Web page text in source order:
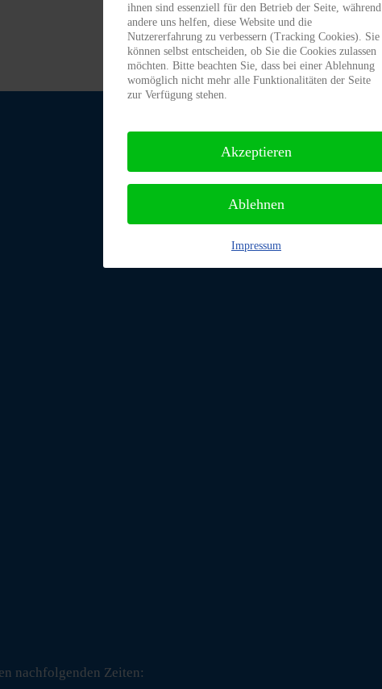
nachfolgenden Zeiten:
ihnen sind essenziell für den Betrieb der Seite, während
andere uns helfen, diese Website und die
Nutzererfahrung zu verbessern (Tracking Cookies). Sie
können selbst entscheiden, ob Sie die Cookies zulassen
möchten. Bitte beachten Sie, dass bei einer Ablehnung
womöglich nicht mehr alle Funktionalitäten der Seite
zur Verfügung stehen.
Akzeptieren
Ablehnen
Impressum